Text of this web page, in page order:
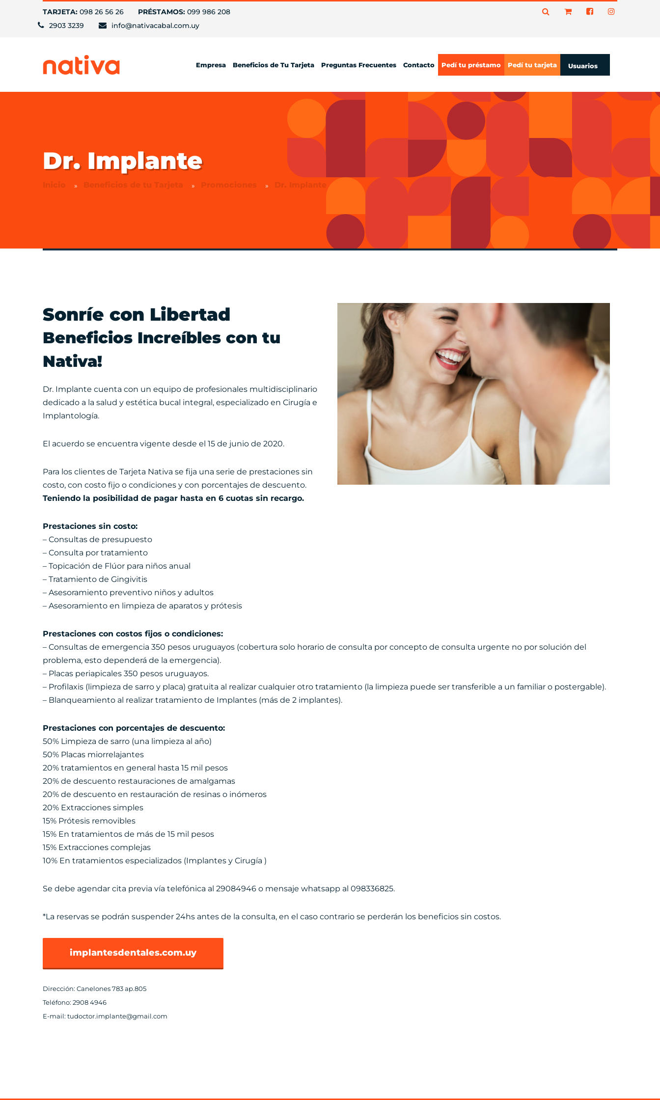
TARJETA: 098 26 56 26 PRÉSTAMOS: 099 986 208
2903 3239
info@nativacabal.com.uy
Empresa Beneficios de Tu Tarjeta Preguntas Frecuentes Contacto Pedí tu préstamo Pedí tu tarjeta Usuarios
Dr. Implante
Inicio Beneficios de tu Tarjeta Promociones Dr. Implante
Sonríe con Libertad
Beneficios Increíbles con tu
Nativa!
Dr. Implante cuenta con un equipo de profesionales multidisciplinario
dedicado a la salud y estética bucal integral, especializado en Cirugía e
Implantología.
El acuerdo se encuentra vigente desde el 15 de junio de 2020.
Para los clientes de Tarjeta Nativa se fija una serie de prestaciones sin
costo, con costo fijo o condiciones y con porcentajes de descuento.
Teniendo la posibilidad de pagar hasta en 6 cuotas sin recargo.
Prestaciones sin costo:
– Consultas de presupuesto
– Consulta por tratamiento
– Topicación de Flúor para niños anual
– Tratamiento de Gingivitis
– Asesoramiento preventivo niños y adultos
– Asesoramiento en limpieza de aparatos y prótesis
Prestaciones con costos fijos o condiciones:
– Consultas de emergencia 350 pesos uruguayos (cobertura solo horario de consulta por concepto de consulta urgente no por solución del
problema, esto dependerá de la emergencia).
– Placas periapicales 350 pesos uruguayos.
– Profilaxis (limpieza de sarro y placa) gratuita al realizar cualquier otro tratamiento (la limpieza puede ser transferible a un familiar o postergable).
– Blanqueamiento al realizar tratamiento de Implantes (más de 2 implantes).
Prestaciones con porcentajes de descuento:
50% Limpieza de sarro (una limpieza al año)
50% Placas miorrelajantes
20% tratamientos en general hasta 15 mil pesos
20% de descuento restauraciones de amalgamas
20% de descuento en restauración de resinas o inómeros
20% Extracciones simples
15% Prótesis removibles
15% En tratamientos de más de 15 mil pesos
15% Extracciones complejas
10% En tratamientos especializados (Implantes y Cirugía )
Se debe agendar cita previa vía telefónica al 29084946 o mensaje whatsapp al 098336825.
*La reservas se podrán suspender 24hs antes de la consulta, en el caso contrario se perderán los beneficios sin costos.
implantesdentales.com.uy
Dirección: Canelones 783 ap.805
Teléfono: 2908 4946
E-mail: tudoctor.implante@gmail.com